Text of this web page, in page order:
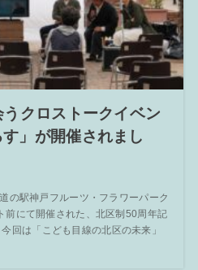
クロストークイベン
」が開催されまし
の駅神戸フルーツ・フラワーパーク
前にて開催された、北区制50周年記
回は「こども目線の北区の未来」